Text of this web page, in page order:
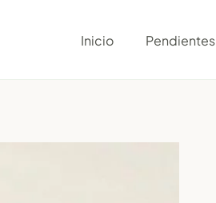
Inicio Pendientes